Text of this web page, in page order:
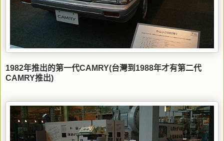
1982年推出的第一代CAMRY(台灣到1988年才有第二代
CAMRY推出)